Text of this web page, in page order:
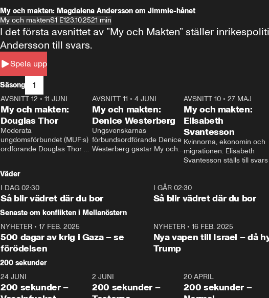
My och makten: Magdalena Andersson om Jimmie-hånet
My och maktenS1 E123.10.2521 min
Spela upp
I det första avsnittet av ”My och Makten” ställer
Andersson till svars.
Säsong 1
26:27
AVSNITT 12 • 11 JUNI
My och makten:
Douglas Thor
Moderata
ungdomsförbundet (MUF:s)
ordförande Douglas Thor
tonårsutvisningarna och hur
Moderaterna ska locka
väljare till valet i höst.
23:40
AVSNITT 11 •4 JUNI
My och makten:
Denice Westerberg
Ungsvenskarnas
förbundsordförande Denice
Westerberg gästar My och
AVSNITT 10 •27 MAJ
My och makten:
Elisabeth
Svantesson
Kvinnorna, ekonomin och
migrationen. Elisabeth
Svantesson ställs till svars
Väder
I DAG 02:30
Så blir vädret där du bor
I GÅR 02:30
Så blir vädret där du bor
Senaste om konflikten i Mellanöstern
NYHETER • 17 FEB. 2025
500 dagar av krig i Gaza – se
förödelsen
NYHETER• 16 FEB. 2025
Nya vapen till Israel – då
Trump
200 sekunder
5:00
24 JUNI
200 sekunder –
4:23
2 JUNI
200 sekunder –
20 APRIL
200 sekunder –